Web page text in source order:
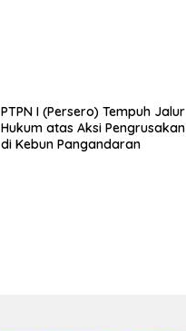
PTPN I (Persero) Tempuh Jalur
Hukum atas Aksi Pengrusakan
di Kebun Pangandaran